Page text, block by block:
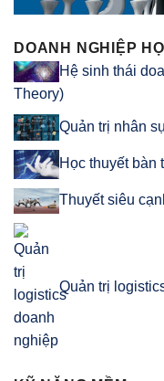
DOANH NGHIỆP
Hệ sinh thái
Theory)
Quản trị nhân
Học thuyết bàn
Thuyết siêu
Quản trị